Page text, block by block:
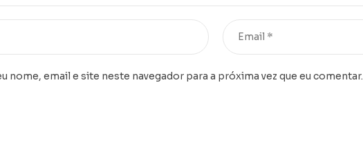
nome, email e site neste navegador para a próxima vez que eu comentar.